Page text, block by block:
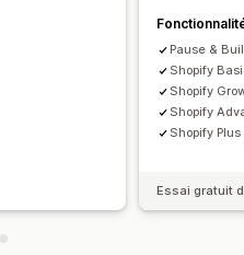
Pause &
Shopify
Shopify
Shopify
Shopify
Essai gratuit